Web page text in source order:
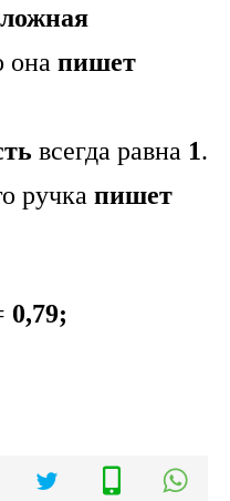
она пишет
всегда равна 1.
ручка пишет
0,79;